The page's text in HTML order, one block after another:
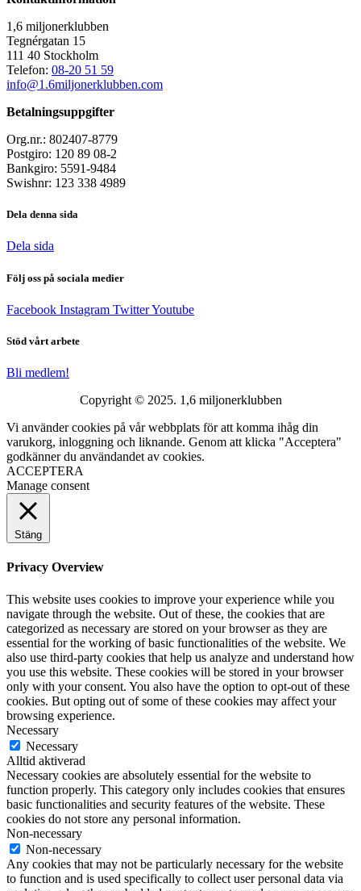
1,6 miljonerklubben
Tegnérgatan 15
111 40 Stockholm
Telefon: 08-20 51 59
info@1.6miljonerklubben.com
Betalningsuppgifter
Org.nr.: 802407-8779
Postgiro: 120 89 08-2
Bankgiro: 5591-9484
Swishnr: 123 338 4989
Dela denna sida
Dela sida
Följ oss på sociala medier
Facebook Instagram TwitterYoutube
Stöd vårt arbete
Bli medlem!
Copyright © 2025. 1,6 miljonerklubben
Vi använder cookies på vår webbplats för att komma ihåg din
varukorg, inloggning och liknande. Genom att klicka "Acceptera"
godkänner du användandet av cookies.
ACCEPTERA
Manage consent
Stäng
Privacy Overview
This website uses cookies to improve your experience while you
navigate through the website. Out of these, the cookies that are
categorized as necessary are stored on your browser as they are
essential for the working of basic functionalities of the website. We
also use third-party cookies that help us analyze and understand how
you use this website. These cookies will be stored in your browser
only with your consent. You also have the option to opt-out of these
cookies. But opting out of some of these cookies may affect your
browsing experience.
Necessary
Necessary
Alltid aktiverad
Necessary cookies are absolutely essential for the website to
function properly. This category only includes cookies that ensures
basic functionalities and security features of the website. These
cookies do not store any personal information.
Non-necessary
Non-necessary
Any cookies that may not be particularly necessary for the website
to function and is used specifically to collect user personal data via